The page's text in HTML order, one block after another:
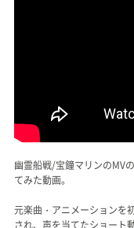
幽霊船戦/宝鐘マリンのMV
てみた動画。
元楽曲・アニメーションを
され、声を当てたショート